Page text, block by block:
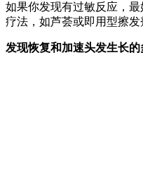
如果你发现有过敏反应，
疗法，如芦荟或即用型擦发
发现恢复和加速头发生长